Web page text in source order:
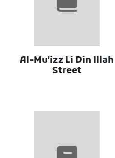
Al-Mu'izz Li Din Illah
Street